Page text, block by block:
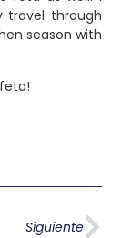
through
season with
Siguiente